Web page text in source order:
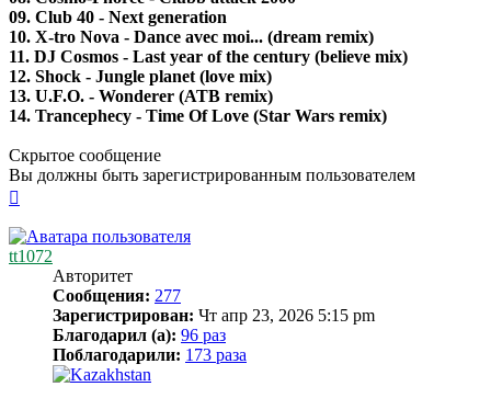
09. Club 40 - Next generation
10. X-tro Nova - Dance avec moi... (dream remix)
11. DJ Cosmos - Last year of the century (believe mix)
12. Shock - Jungle planet (love mix)
13. U.F.O. - Wonderer (ATB remix)
14. Trancephecy - Time Of Love (Star Wars remix)
Скрытое сообщение
Вы должны быть зарегистрированным пользователем
началу
tt1072
Авторитет
Сообщения: 277
Зарегистрирован: Чт апр 23, 2026 5:15 pm
Благодарил (а): 96 раз
Поблагодарили: 173 раза